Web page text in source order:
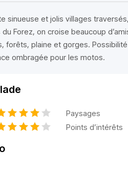
sinueuse et jolis villages
Forez, on croise beaucoup
forêts, plaine et gorges.
ombragée pour les motos.
Paysages
Points d’intérêts